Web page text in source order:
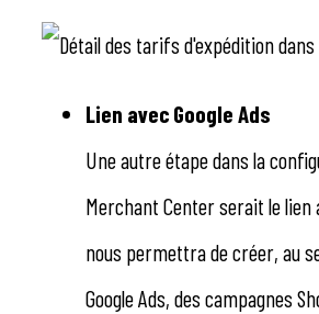
Lien avec Google Ads
Une autre étape dans la
Merchant Center serait le lien
nous permettra de créer, au
Google Ads, des campagnes